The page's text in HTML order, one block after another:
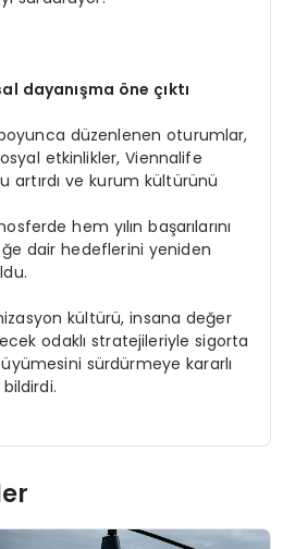
dayanışma öne çıktı
boyunca düzenlenen oturumlar,
etkinlikler, Viennalife
artırdı ve kurum kültürünü
hem yılın başarılarını
dair hedeflerini yeniden
kültürü, insana değer
odaklı stratejileriyle sigorta
sürdürmeye kararlı